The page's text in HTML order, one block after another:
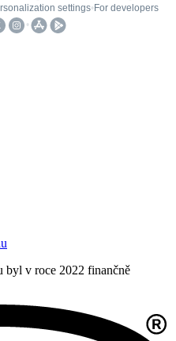
byl v roce 2022 finančně